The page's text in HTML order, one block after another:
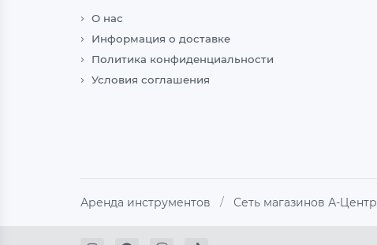
О нас
Информация о доставке
Политика конфиденциальности
Условия соглашения
Аренда инструментов / Сеть магазинов А-Центр